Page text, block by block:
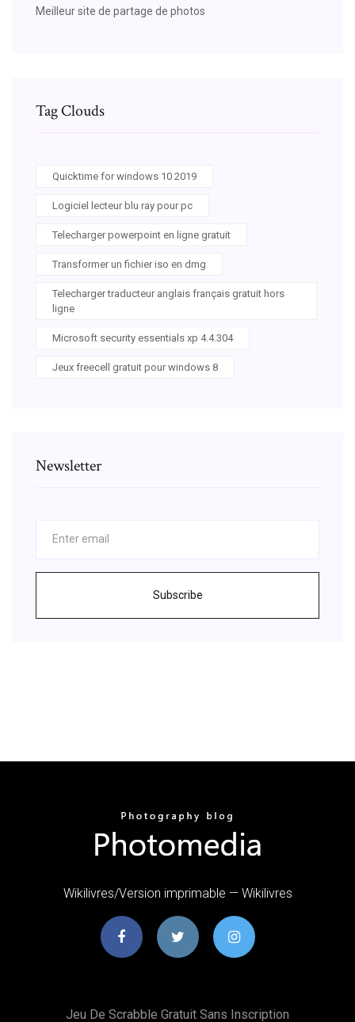
Meilleur site de partage de photos
Tag Clouds
Quicktime for windows 10 2019
Logiciel lecteur blu ray pour pc
Telecharger powerpoint en ligne gratuit
Transformer un fichier iso en dmg
Telecharger traducteur anglais français gratuit hors
ligne
Microsoft security essentials xp 4.4.304
Jeux freecell gratuit pour windows 8
Newsletter
Subscribe
Wikilivres/Version imprimable — Wikilivres
Jeu De Scrabble Gratuit Sans Inscription